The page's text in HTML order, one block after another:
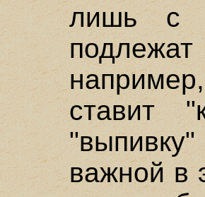
лишь с
ставит
важной в